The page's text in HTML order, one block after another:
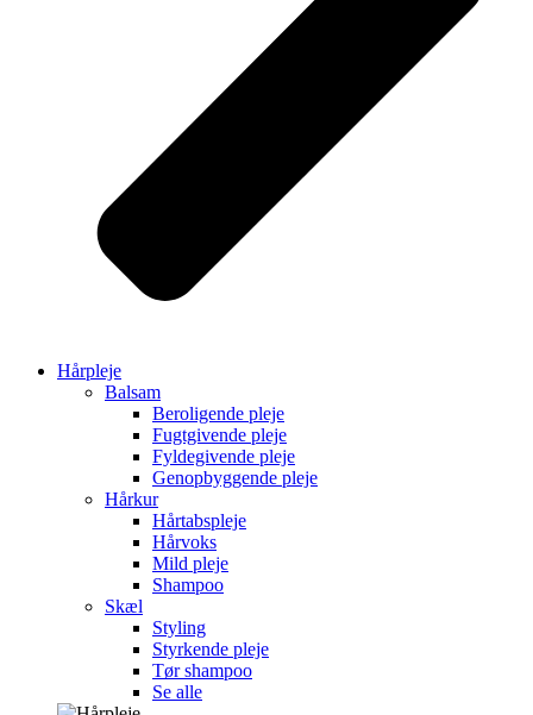
Hårpleje
Balsam
Beroligende pleje
Fugtgivende pleje
Fyldegivende pleje
Genopbyggende pleje
Hårkur
Hårtabspleje
Hårvoks
Mild pleje
Shampoo
Skæl
Styling
Styrkende pleje
Tør shampoo
Se alle